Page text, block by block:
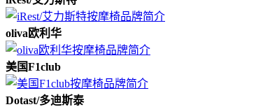
oliva欧利华
美国F1club
Dotast/多迪斯泰